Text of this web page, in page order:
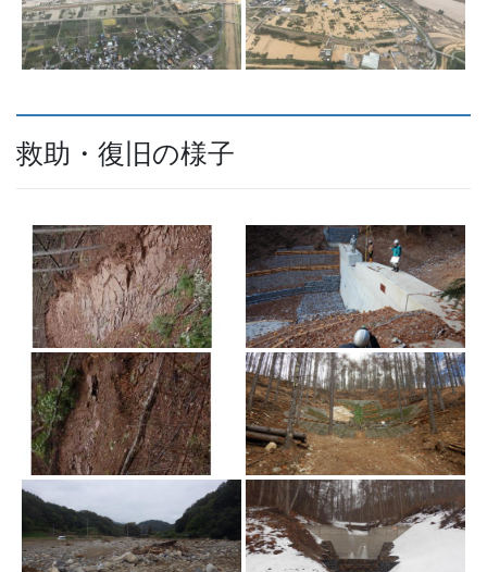
救助・復旧の様子